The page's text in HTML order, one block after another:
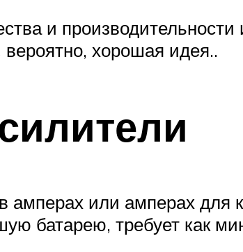
и
вероятно, хорошая идея..
амперах или амперах для
батарею, требует как